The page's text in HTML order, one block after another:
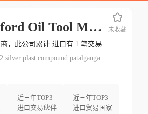
Weatherford Oil Tool Middle Eastltd
，此公司累计 进口有 1 笔交易
silver plast compound patalganga
近三年TOP3
进口交易伙伴
近三年TOP3
进口贸易国家
未收藏